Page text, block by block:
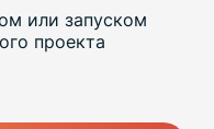
или запуском
проекта